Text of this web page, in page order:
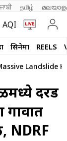
தமிழ்
AQI
सिनेमा REELS
Landslide
दरड
गावात
NDRF